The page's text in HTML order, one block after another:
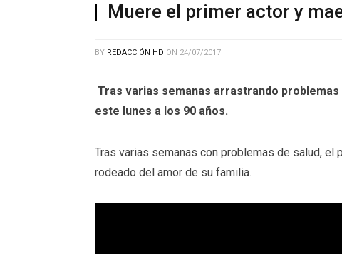
Muere el primer actor y
BY REDACCIÓN HD ON 24/07/2017
Tras varias semanas arrastrando
este lunes a los 90 años.
Tras varias semanas con problemas de salud, el
rodeado del amor de su familia.